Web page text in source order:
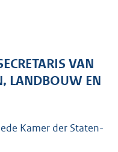
e
b
VAN
LANDBOUW EN
Kamer der Staten-